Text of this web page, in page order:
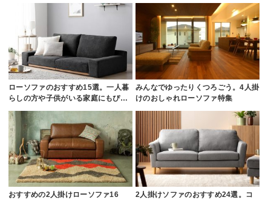
ローソファのおすすめ15選。一人暮
らしの方や子供がいる家庭にもぴ…
みんなでゆったりくつろごう。4人掛
けのおしゃれローソファ特集
おすすめの2人掛けローソファ16
2人掛けソファのおすすめ24選。コ